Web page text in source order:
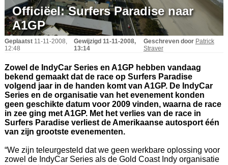
Indy 500
English
Officiëel: Surfers Paradise naar
A1GP
Geplaatst 11-11-2008,
12:48
Gewijzigd 11-11-2008,
13:14
Geschreven door Patrick
Straver
Zowel de IndyCar Series en A1GP hebben vandaag
bekend gemaakt dat de race op Surfers Paradise
volgend jaar in de handen komt van A1GP. De IndyCar
Series en de organisatie van het evenement konden
geen geschikte datum voor 2009 vinden, waarna de race
in zee ging met A1GP. Met het verlies van de race in
Surfers Paradise verliest de Amerikaanse autosport één
van zijn grootste evenementen.
“We zijn teleurgesteld dat we geen werkbare oplossing voor
zowel de IndyCar Series als de Gold Coast Indy organisatie